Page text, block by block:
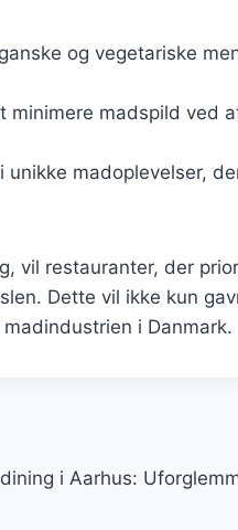
og vegetariske
minimere madspild ved
madoplevelser,
vil restauranter, der
Dette vil ikke kun
i Danmark.
i Aarhus: